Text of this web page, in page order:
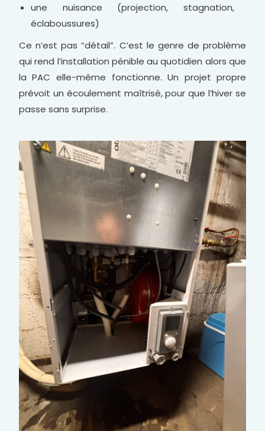
une nuisance (projection, stagnation,
éclaboussures)
Ce n’est pas “détail”. C’est le genre de problème
qui rend l’installation pénible au quotidien alors que
la PAC elle-même fonctionne. Un projet propre
prévoit un écoulement maîtrisé, pour que l’hiver se
passe sans surprise.